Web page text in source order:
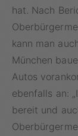
hat. Nach
kann man
München
Autos
ebenfalls an:
bereit und